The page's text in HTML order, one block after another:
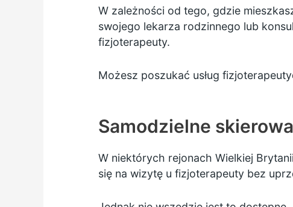
W zależności od tego, gdzie
swojego lekarza rodzinnego lub
fizjoterapeuty.
Możesz poszukać usług
Samodzielne
W niektórych rejonach Wielkiej
się na wizytę u fizjoterapeuty bez